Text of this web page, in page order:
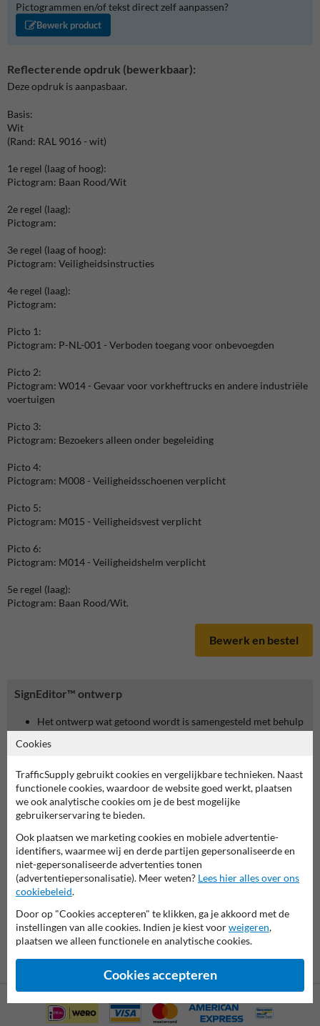
SignEditor™ ontwerp
Het ontwerp wat getoond wordt is samengesteld met behulp
van de Veiligheidsbord.nl SignEditor™.
7061reviews
Rating9.4
Pictogrammen en/of tekst direct zelf aanpassen?
Bewerk product
Reflecterende opdruk (bewerkbaar):
Deze opdruk is aanpasbaar.
Basis:
Wit
(Rand: RAL 9016 - wit)
1e regel (laag of hoog):
Pictogram: Baan Rood/Wit
2e regel (laag):
Pictogram:
3e regel (laag of hoog):
Pictogram: Veiligheidsinstructies
4e regel (laag):
Pictogram:
Picto 1:
Pictogram: P-NL-001 - Verboden toegang voor onbevoegden
Picto 2:
Pictogram: W014 - Gevaar voor vorkheftrucks en andere industriële
voertuigen
Picto 3:
Pictogram: Bezoekers alleen onder begeleiding
Picto 4:
Pictogram: M008 - Veiligheidsschoenen verplicht
Picto 5:
Pictogram: M015 - Veiligheidsvest verplicht
Picto 6:
Pictogram: M014 - Veiligheidshelm verplicht
5e regel (laag):
Pictogram: Baan Rood/Wit.
Bewerk en bestel
Cookies
TrafficSupply gebruikt cookies en vergelijkbare technieken. Naast
functionele cookies, waardoor de website goed werkt, plaatsen
we ook analytische cookies om je de best mogelijke
gebruikerservaring te bieden.
Ook plaatsen we marketing cookies en mobiele advertentie-
identifiers, waarmee wij en derde partijen gepersonaliseerde en
niet-gepersonaliseerde advertenties tonen
(advertentiepersonalisatie). Meer weten? Lees hier alles over ons
cookiebeleid.
Door op "Cookies accepteren" te klikken, ga je akkoord met de
instellingen van alle cookies. Indien je kiest voorweigeren,
plaatsen we alleen functionele en analytische cookies.
Cookies accepteren